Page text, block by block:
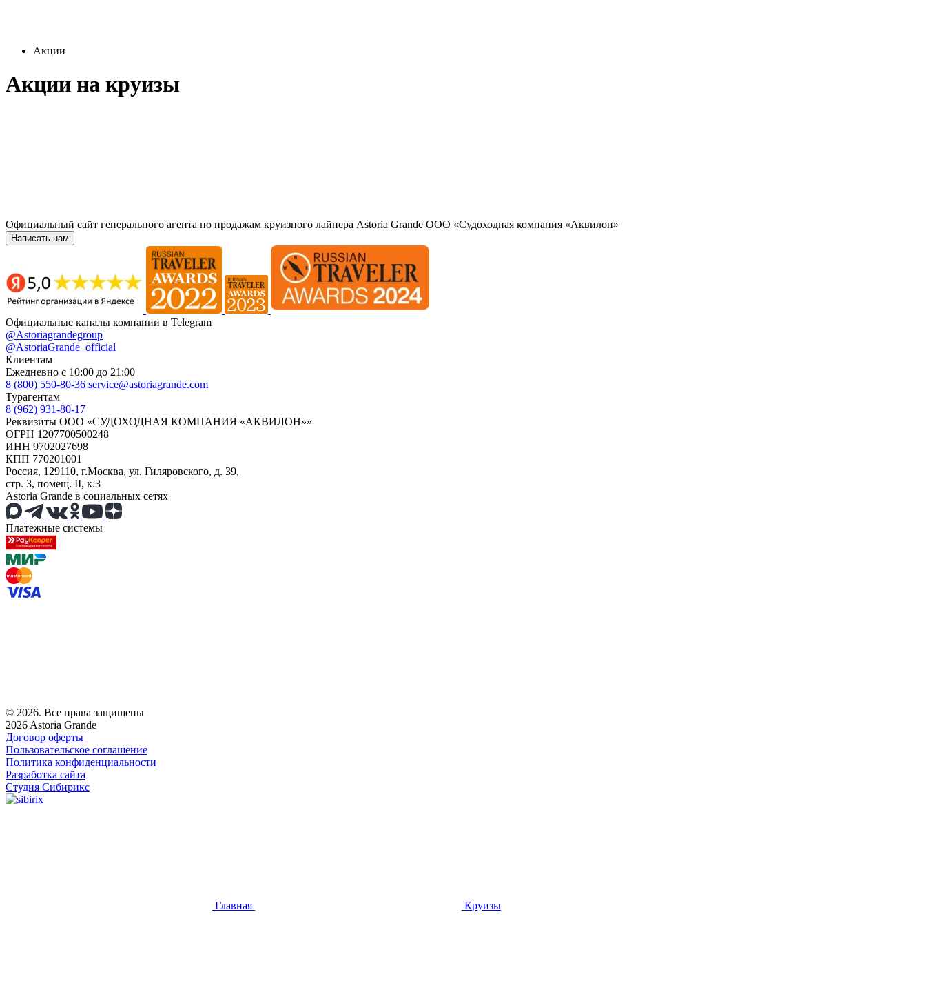
Акции
Акции на круизы
Официальный сайт генерального агента по продажам круизного лайнера Astoria Grande ООО «Судоходная компания «Аквилон»
Написать нам
Официальные каналы компании в Telegram
@Astoriagrandegroup
@AstoriaGrande_official
Клиентам
Ежедневно с 10:00 до 21:00
8 (800) 550-80-36 service@astoriagrande.com
Турагентам
8 (962) 931-80-17
Реквизиты ООО «СУДОХОДНАЯ КОМПАНИЯ «АКВИЛОН»»
ОГРН 1207700500248
ИНН 9702027698
КПП 770201001
Россия, 129110, г.Москва, ул. Гиляровского, д. 39,
стр. 3, помещ. II, к.3
Astoria Grande в социальных сетях
Платежные системы
© 2026. Все права защищены
2026 Astoria Grande
Договор оферты
Пользовательское соглашение
Политика конфиденциальности
Разработка сайта
Студия Сибирикс
Главная Круизы